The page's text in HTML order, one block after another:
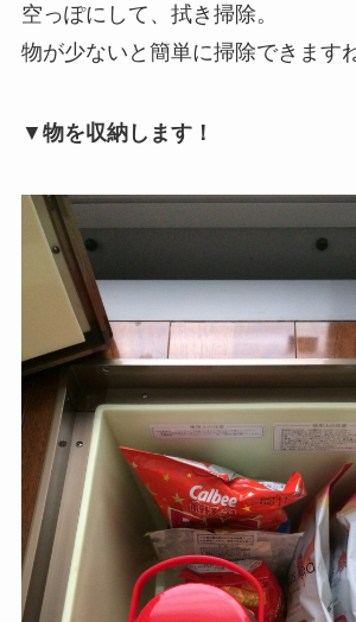
空っぽにして、拭き掃除。
物が少ないと簡単に掃除できます
▼ 物を収納します！